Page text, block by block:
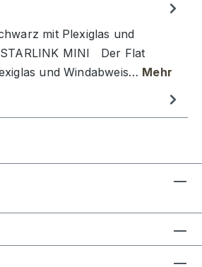
mit Plexiglas und
MINI Der Flat
und Windabweis… Mehr